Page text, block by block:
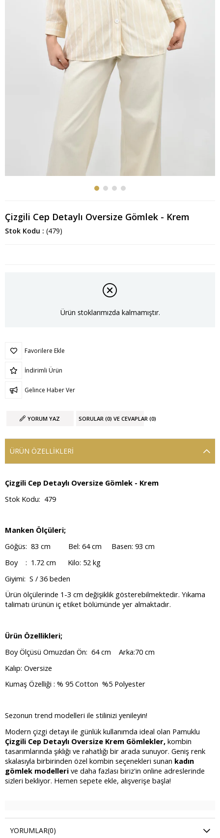
Çizgili Cep Detaylı Oversize Gömlek - Krem
Stok Kodu (479)
Ürün stoklarımızda kalmamıştır.
Favorilere Ekle
İndirimli Ürün
Gelince Haber Ver
YORUM YAZ SORULAR (0) VE CEVAPLAR (0)
ÜRÜN ÖZELLIKLERI
Çizgili Cep Detaylı Oversize Gömlek - Krem
Stok Kodu: 479
Manken Ölçüleri;
Göğüs: 83 cm Bel: 64 cm Basen: 93 cm
Boy : 1.72 cm Kilo: 52 kg
Giyimi: S / 36 beden
Ürün ölçülerinde 1-3 cm değişiklik gösterebilmektedir. Yıkama
talimatı ürünün iç etiket bölümünde yer almaktadır.
Ürün Özellikleri;
Boy Ölçüsü Omuzdan Ön: 64 cm Arka:70 cm
Kalıp: Oversize
Kumaş Özelliği : % 95 Cotton %5 Polyester
Sezonun trend modelleri ile stilinizi yenileyin!
Modern çizgi detayı ile günlük kullanımda ideal olan Pamuklu
Çizgili Cep Detaylı Oversize Krem Gömlekler, kombin
tasarımlarında şıklığı ve rahatlığı bir arada sunuyor. Geniş renk
skalasıyla birbirinden özel kombin seçenekleri sunan kadın
gömlek modelleri ve daha fazlası biriz'in online adreslerinde
sizleri bekliyor. Hemen sepete ekle, alışverişe başla!
YORUMLAR(0)